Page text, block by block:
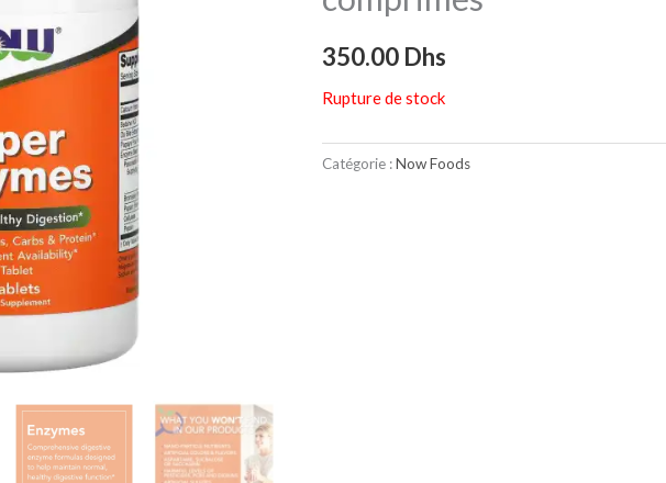
350.00 Dhs
Rupture de stock
Catégorie :Now Foods